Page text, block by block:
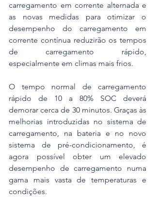
carregamento em corrente alternada e
as novas medidas para otimizar o
desempenho do carregamento em
corrente contínua reduzirão os tempos
de carregamento rápido,
especialmente em climas mais frios.
O tempo normal de carregamento
rápido de 10 a 80% SOC deverá
demorar cerca de 30 minutos. Graças às
melhorias introduzidas no sistema de
carregamento, na bateria e no novo
sistema de pré-condicionamento, é
agora possível obter um elevado
desempenho de carregamento numa
gama mais vasta de temperaturas e
condições.